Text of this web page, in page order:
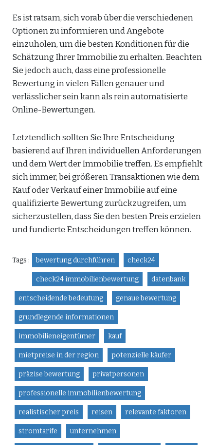
Es ist ratsam, sich vorab über die verschiedenen
Optionen zu informieren und Angebote
einzuholen, um die besten Konditionen für die
Schätzung Ihrer Immobilie zu erhalten. Beachten
Sie jedoch auch, dass eine professionelle
Bewertung in vielen Fällen genauer und
verlässlicher sein kann als rein automatisierte
Online-Bewertungen.
Letztendlich sollten Sie Ihre Entscheidung
basierend auf Ihren individuellen Anforderungen
und dem Wert der Immobilie treffen. Es empfiehlt
sich immer, bei größeren Transaktionen wie dem
Kauf oder Verkauf einer Immobilie auf eine
qualifizierte Bewertung zurückzugreifen, um
sicherzustellen, dass Sie den besten Preis erzielen
und fundierte Entscheidungen treffen können.
Tags : bewertung durchführen check24
check24 immobilienbewertung datenbank
entscheidende bedeutung genaue bewertung
grundlegende informationen
immobilieneigentümer kauf
mietpreise in der region potenzielle käufer
präzise bewertung privatpersonen
professionelle immobilienbewertung
realistischer preis reisen relevante faktoren
stromtarife unternehmen